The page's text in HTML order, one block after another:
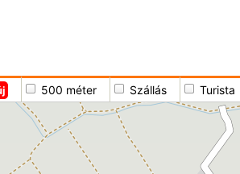
500 méter Szállás Turista